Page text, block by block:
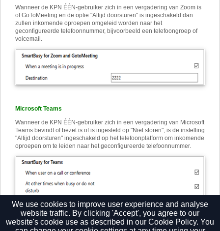
Wanneer de KPN ÉÉN-gebruiker zich in een vergadering van Zoom is
of GoToMeeting en de optie "Altijd doorsturen" is ingeschakeld dan
zullen inkomende oproepen omgeleid worden naar het
geconfigureerde telefoonnummer, bijvoorbeeld een telefoongroep of
voicemail.
Microsoft Teams
Wanneer de KPN ÉÉN-gebruiker zich in een vergadering van Microsoft
Teams bevindt of bezet is of is ingesteld op "Niet storen", is de instelling
"Altijd doorsturen" ingeschakeld op het telefoonplatform om inkomende
oproepen om te leiden naar het geconfigureerde telefoonnummer.
We use cookies to improve user experience and analyse
website traffic. By clicking 'Accept', you agree to our
website's cookie use as described in our Cookie Policy. You